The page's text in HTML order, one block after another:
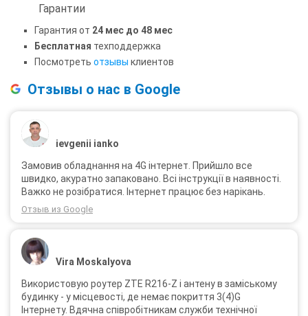
Гарантии
Гарантия от 24 мес до 48 мес
Бесплатная техподдержка
Посмотреть отзывы клиентов
Отзывы о нас в Google
ievgenii ianko
Замовив обладнання на 4G інтернет. Прийшло все
швидко, акуратно запаковано. Всі інструкції в наявності.
Важко не розібратися. Інтернет працює без нарікань.
Отзыв из Google
Vira Moskalyova
Використовую роутер ZTE R216-Z і антену в заміському
будинку - у місцевості, де немає покриття 3(4)G
Інтернету. Вдячна співробітникам служби технічної